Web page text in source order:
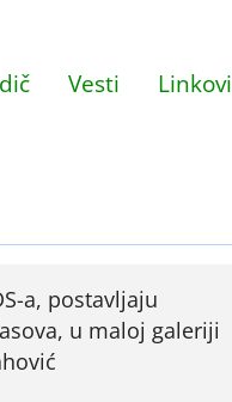
Vesti Linkovi
a, postavljaju
u maloj galeriji